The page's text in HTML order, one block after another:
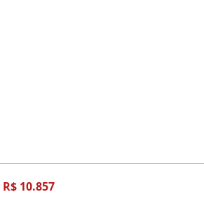
R$ 10.857